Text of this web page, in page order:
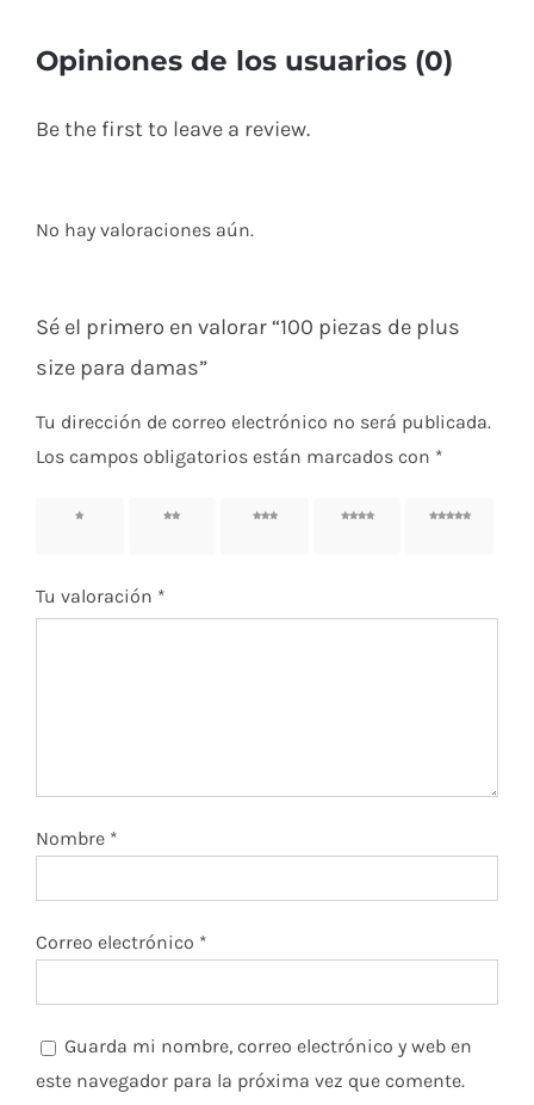
Opiniones de los usuarios (0)
Be the first to leave a review.
No hay valoraciones aún.
Sé el primero en valorar “100 piezas de plus
size para damas”
Tu dirección de correo electrónico no será publicada.
Los campos obligatorios están marcados con *
1 de 5
2 de 5
3 de 5
4 de 5
5 de 5
Tu valoración *
Nombre *
Correo electrónico *
Guarda mi nombre, correo electrónico y web en
este navegador para la próxima vez que comente.